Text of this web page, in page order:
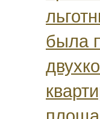
была